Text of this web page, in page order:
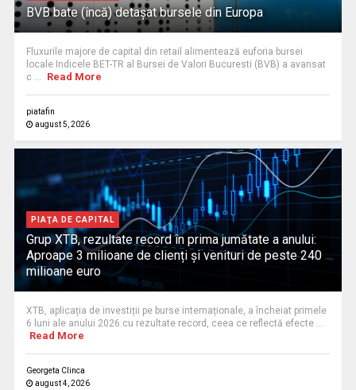
BVB bate (încă) detașat bursele din Europa
Fluxurile majore de capital din retail alimentează euforia bursei
locale Indicele BET-TR al Bursei de Valori Bucuresti (BVB) a avansat
c ...
Read More
piatafin
august 5, 2026
PIAŢA DE CAPITAL
Grup XTB, rezultate record în prima jumătate a anului:
Aproape 3 milioane de clienți și venituri de peste 240
milioane euro
XTB, aplicația de investiții pe burse internaționale, a încheiat primele
6 luni ale anului 2026 cu rezultate record, ceea ce reflectă efecte ...
Read More
Georgeta Clinca
august 4, 2026